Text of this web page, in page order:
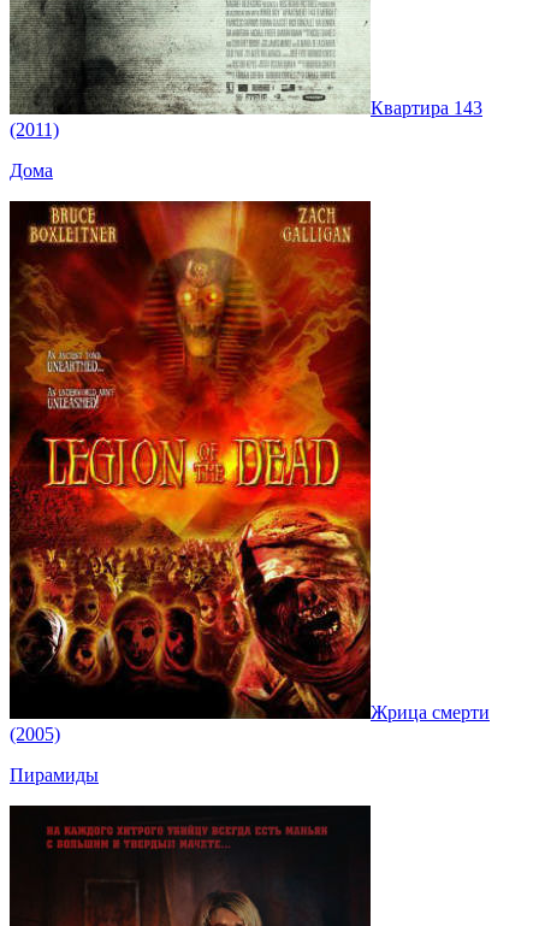
Квартира 143
(2011)
Дома
Жрица смерти
(2005)
Пирамиды